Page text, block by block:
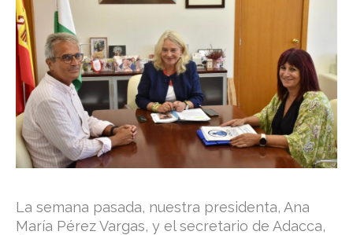
La semana pasada, nuestra presidenta, Ana
María Pérez Vargas, y el secretario de Adacca,